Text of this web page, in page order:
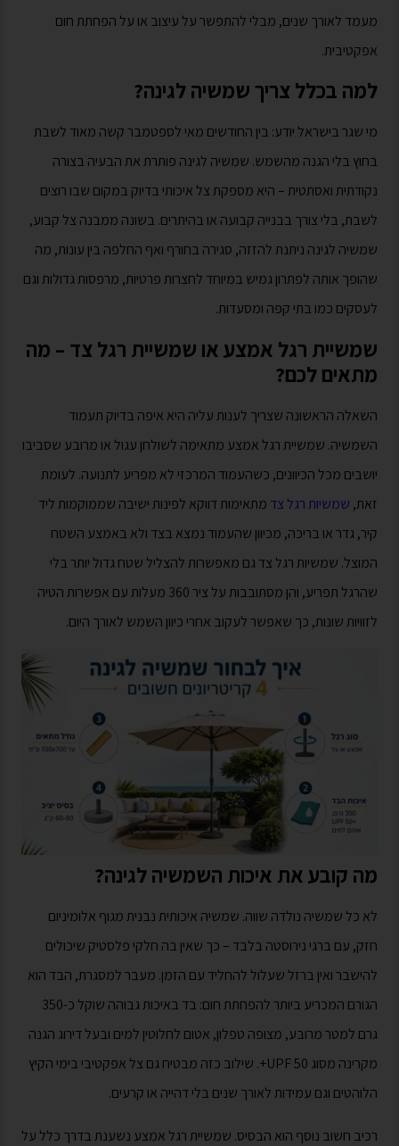
מעמד לאורך שנים, מבלי להתפשר על עיצוב או על הפחתת חום
אפקטיבית.
למה בכלל צריך שמשיה לגינה?
מי שגר בישראל יודע: בין החודשים מאי לספטמבר קשה מאוד לשבת
בחוץ בלי הגנה מהשמש. שמשיה לגינה פותרת את הבעיה בצורה
נקודתית ואסתטית – היא מספקת צל איכותי בדיוק במקום שבו רוצים
לשבת, בלי צורך בבנייה קבועה או בהיתרים. בשונה ממבנה צל קבוע,
שמשיה לגינה ניתנת להזזה, סגירה בחורף ואף החלפה בין עונות, מה
שהופך אותה לפתרון גמיש במיוחד לחצרות פרטיות, מרפסות גדולות וגם
לעסקים כמו בתי קפה ומסעדות.
שמשיית רגל אמצע או שמשיית רגל צד – מה
מתאים לכם?
השאלה הראשונה שצריך לענות עליה היא איפה בדיוק תעמוד
השמשיה. שמשיית רגל אמצע מתאימה לשולחן עגול או מרובע שסביבו
יושבים מכל הכיוונים, כשהעמוד המרכזי לא מפריע לתנועה. לעומת
זאת, שמשיות רגל צד מתאימות דווקא לפינות ישיבה שממוקמות ליד
קיר, גדר או בריכה, מכיוון שהעמוד נמצא בצד ולא באמצע השטח
המוצל. שמשיות רגל צד גם מאפשרות להצליל שטח גדול יותר בלי
שהרגל תפריע, והן מסתובבות על ציר 360 מעלות עם אפשרות הטיה
לזוויות שונות, כך שאפשר לעקוב אחרי כיוון השמש לאורך היום.
מה קובע את איכות השמשיה לגינה?
לא כל שמשיה נולדה שווה. שמשיה איכותית נבנית מגוף אלומיניום
חזק, עם ברגי נירוסטה בלבד – כך שאין בה חלקי פלסטיק שיכולים
להישבר ואין ברזל שעלול להחליד עם הזמן. מעבר למסגרת, הבד הוא
הגורם המכריע ביותר להפחתת חום: בד באיכות גבוהה שוקל כ-350
גרם למטר מרובע, מצופה טפלון, אטום לחלוטין למים ובעל דירוג הגנה
מקרינה מסוג UPF 50+. שילוב כזה מבטיח גם צל אפקטיבי בימי הקיץ
הלוהטים וגם עמידות לאורך שנים בלי דהייה או קרעים.
רכיב חשוב נוסף הוא הבסיס. שמשיית רגל אמצע נשענת בדרך כלל על